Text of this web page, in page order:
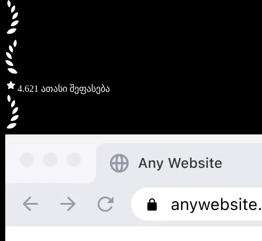
4.621 ათასი შეფასება